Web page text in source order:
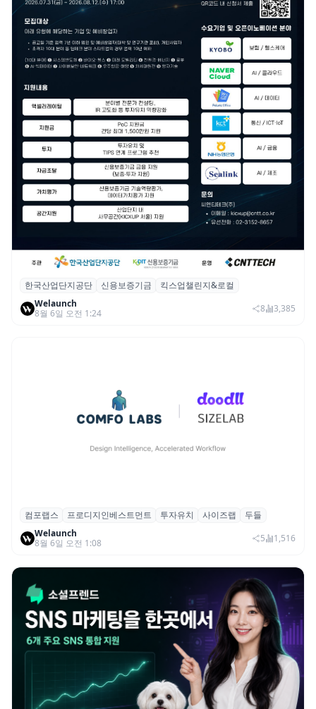
산단공·신보, 2026 ‘킥스업 챌린지&로컬’ 참
여 스타트업 모집
한국산업단지공단 신용보증기금
킥스업챌린지&로컬
Welaunch
8월 6일 오전 1:24
8 3,385
컴포랩스, 프로디지인베스트먼트로부터 시
드 투자 유치
컴포랩스 프로디지인베스트먼트 투자유치 사이즈랩
두들
Welaunch
8월 6일 오전 1:08
5 1,516